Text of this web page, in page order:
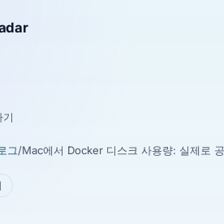
그/Mac에서 Docker 디스크 사용량: 실제로